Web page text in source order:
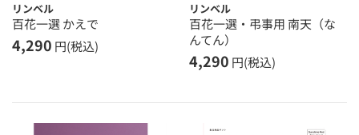
リンベル
百花一選 かえで
4,290 円(税込)
リンベル
百花一選・弔事用 南天（な
んてん）
4,290 円(税込)